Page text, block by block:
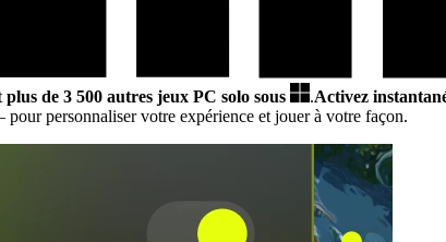
plus de 3 500 autres jeux PC solo sous .Activez
personnaliser votre expérience et jouer à votre façon.